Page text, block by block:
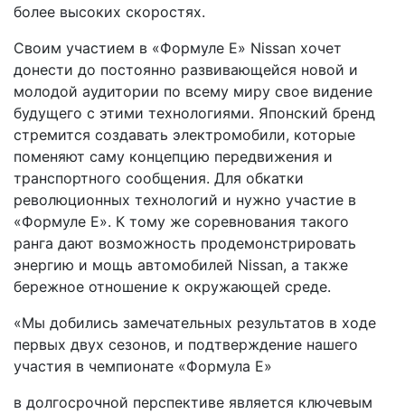
более высоких скоростях.
Своим участием в «Формуле E» Nissan хочет
донести до постоянно развивающейся новой и
молодой аудитории по всему миру свое видение
будущего с этими технологиями. Японский бренд
стремится создавать электромобили, которые
поменяют саму концепцию передвижения и
транспортного сообщения. Для обкатки
революционных технологий и нужно участие в
«Формуле E». К тому же соревнования такого
ранга дают возможность продемонстрировать
энергию и мощь автомобилей Nissan, а также
бережное отношение к окружающей среде.
«Мы добились замечательных результатов в ходе
первых двух сезонов, и подтверждение нашего
участия в чемпионате «Формула E»
в долгосрочной перспективе является ключевым